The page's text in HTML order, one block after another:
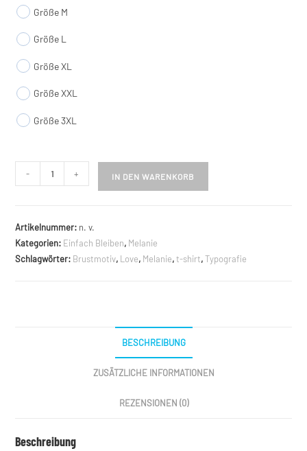
Größe M
Größe L
Größe XL
Größe XXL
Größe 3XL
Love
Shirts
Menge
- + IN DEN WARENKORB
Artikelnummer: n. v.
Kategorien: Einfach Bleiben, Melanie
Schlagwörter: Brustmotiv, Love, Melanie,t-shirt,Typografie
BESCHREIBUNG
ZUSÄTZLICHE INFORMATIONEN
REZENSIONEN (0)
Beschreibung